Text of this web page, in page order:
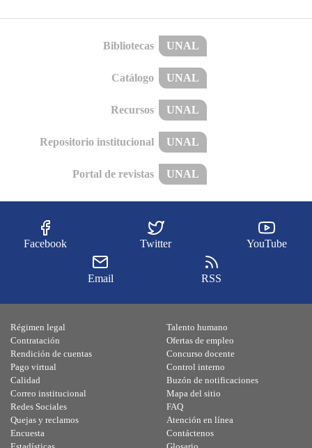
Bibliotecas UNAL
Catálogo UNAL
Recursos UNAL
Repositorio institucional UNAL
Portal de revistas UNAL
Facebook Twitter YouTube
Email RSS
Régimen legal
Contratación
Rendición de cuentas
Pago virtual
Calidad
Talento humano
Ofertas de empleo
Concurso docente
Control interno
Buzón de notificaciones
Correo institucional
Redes Sociales
Quejas y reclamos
Encuesta
Mapa del sitio
FAQ
Atención en línea
Contáctenos